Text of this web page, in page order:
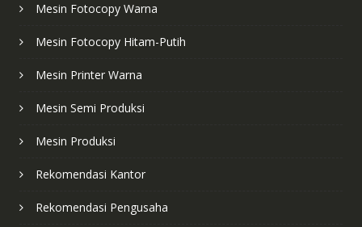
Mesin Fotocopy Warna
Mesin Fotocopy Hitam-Putih
Mesin Printer Warna
Mesin Semi Produksi
Mesin Produksi
Rekomendasi Kantor
Rekomendasi Pengusaha